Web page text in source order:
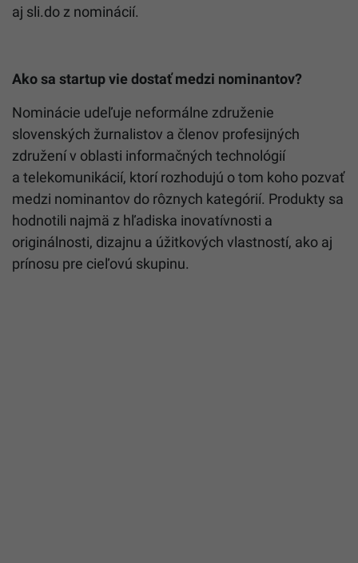
aj sli.do z nominácií.
Ako sa startup vie dostať medzi nominantov?
Nominácie udeľuje neformálne združenie
slovenských žurnalistov a členov profesijných
združení v oblasti informačných technológií
a telekomunikácií, ktorí rozhodujú o tom koho pozvať
medzi nominantov do rôznych kategórií. Produkty sa
hodnotili najmä z hľadiska inovatívnosti a
originálnosti, dizajnu a úžitkových vlastností, ako aj
prínosu pre cieľovú skupinu.